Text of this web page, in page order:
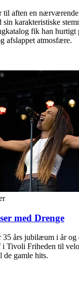
til aften en
karakteristiske
fik han hurtigt
afslappet atmosfære.
med Drenge
35 års jubilæum i år og
i Tivoli Friheden til
de gamle hits.